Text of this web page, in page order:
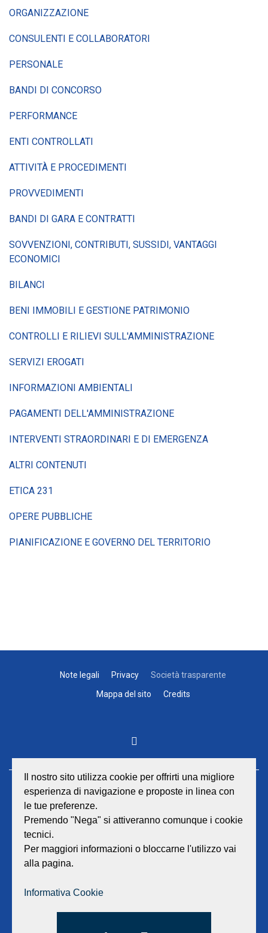
ORGANIZZAZIONE
CONSULENTI E COLLABORATORI
PERSONALE
BANDI DI CONCORSO
PERFORMANCE
ENTI CONTROLLATI
ATTIVITÀ E PROCEDIMENTI
PROVVEDIMENTI
BANDI DI GARA E CONTRATTI
SOVVENZIONI, CONTRIBUTI, SUSSIDI, VANTAGGI
ECONOMICI
BILANCI
BENI IMMOBILI E GESTIONE PATRIMONIO
CONTROLLI E RILIEVI SULL'AMMINISTRAZIONE
SERVIZI EROGATI
INFORMAZIONI AMBIENTALI
PAGAMENTI DELL'AMMINISTRAZIONE
INTERVENTI STRAORDINARI E DI EMERGENZA
ALTRI CONTENUTI
ETICA 231
OPERE PUBBLICHE
PIANIFICAZIONE E GOVERNO DEL TERRITORIO
Note legali Privacy
Società trasparente
Mappa del sito
Credits
GEAT Srl
Sede legale e amministrativa:
Viale Lombardia 17 - 47838 Riccione
Capitale sociale euro 12.233.943,00 I.V.
E-mail:
Il nostro sito utilizza cookie per offrirti una migliore
esperienza di navigazione e proposte in linea con
le tue preferenze.
Premendo "Nega" si attiveranno comunque i cookie
tecnici.
Per maggiori informazioni o bloccarne l'utilizzo vai
alla pagina.
Informativa Cookie